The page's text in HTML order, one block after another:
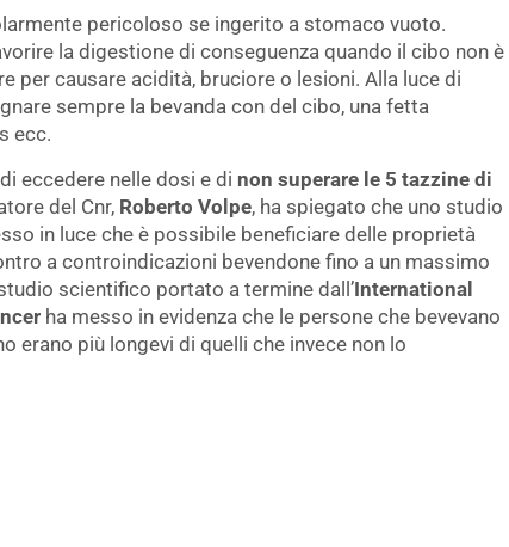
pericoloso se ingerito a stomaco vuoto.
la digestione di conseguenza quando il cibo non è
per causare acidità, bruciore o lesioni. Alla luce di
sempre la bevanda con del cibo, una fetta
ecc.
eccedere nelle dosi e di non superare le 5 tazzine di
del Cnr, Roberto Volpe, ha spiegato che uno studio
in luce che è possibile beneficiare delle proprietà
a controindicazioni bevendone fino a un massimo
scientifico portato a termine dall’International
ha messo in evidenza che le persone che bevevano
erano più longevi di quelli che invece non lo